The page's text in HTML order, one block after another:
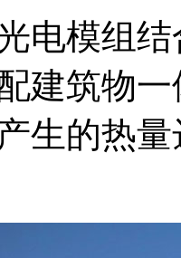
电模组
建筑物
生的热